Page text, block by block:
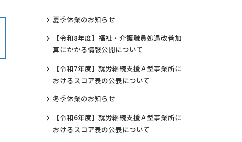
夏季休業のお知らせ
【令和8年度】福祉・介護職員処遇改善加
算にかかる情報公開について
【令和7年度】就労継続支援Ａ型事業所に
おけるスコア表の公表について
冬季休業のお知らせ
【令和6年度】就労継続支援Ａ型事業所に
おけるスコア表の公表について